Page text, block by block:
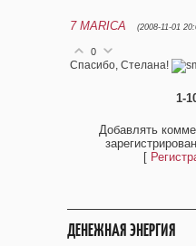
7 MARICA (2008-11-01
0
Cпасибо, Стелана!
1-
Добавлять
[
ДЕНЕЖНАЯ ЭНЕРГИЯ